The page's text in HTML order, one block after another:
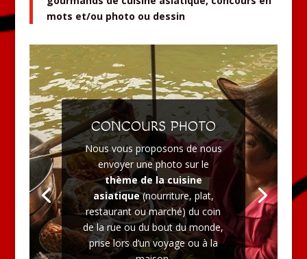
mots et/ou photo ou dessin
CONCOURS PHOTO
Nous vous proposons de nous
envoyer une photo sur le
thème de la cuisine
asiatique(nourriture, plat,
restaurant ou marché) du coin
de la rue ou du bout du monde,
prise lors d’un voyage ou à la